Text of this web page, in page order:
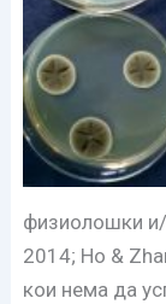
физиолошки и/
2014; Ho &
кои нема да